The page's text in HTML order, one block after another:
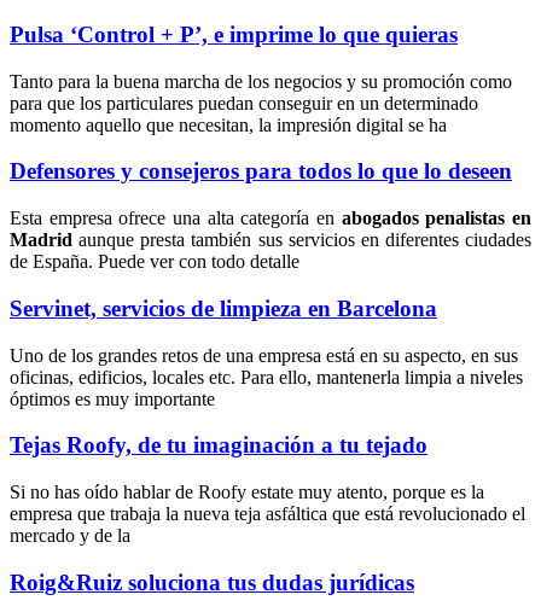
Pulsa ‘Control + P’, e imprime lo que quieras
Tanto para la buena marcha de los negocios y su promoción como
para que los particulares puedan conseguir en un determinado
momento aquello que necesitan, la impresión digital se ha
Defensores y consejeros para todos lo que lo deseen
Esta empresa ofrece una alta categoría en abogados penalistas en
Madrid aunque presta también sus servicios en diferentes ciudades
de España. Puede ver con todo detalle
Servinet, servicios de limpieza en Barcelona
Uno de los grandes retos de una empresa está en su aspecto, en sus
oficinas, edificios, locales etc. Para ello, mantenerla limpia a niveles
óptimos es muy importante
Tejas Roofy, de tu imaginación a tu tejado
Si no has oído hablar de Roofy estate muy atento, porque es la
empresa que trabaja la nueva teja asfáltica que está revolucionado el
mercado y de la
Roig&Ruiz soluciona tus dudas jurídicas